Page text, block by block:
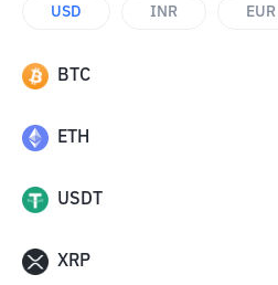
USD INR EUR
BTC
ETH
USDT
XRP